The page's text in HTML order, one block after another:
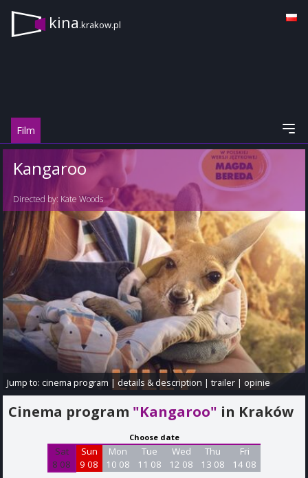
kina.krakow.pl
Film
Kangaroo
Directed by: Kate Woods
Jump to:cinema program | details & description |trailer |opinie
Cinema program "Kangaroo" in Kraków
Choose date
Sat
8 08
Sun
9 08
Mon
10 08
Tue
11 08
Wed
12 08
Thu
13 08
Fri
14 08